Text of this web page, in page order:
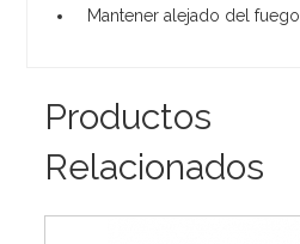
Mantener alejado del fuego.
Productos
Relacionados